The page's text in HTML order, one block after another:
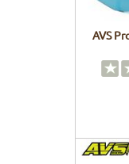
AVS